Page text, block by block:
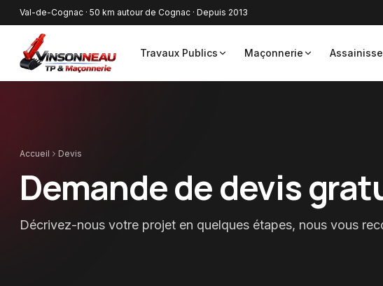
Val-de-Cognac · 50 km autour de Cognac · Depuis 2013
Travaux Publics Maçonnerie
Accueil Devis
Demande de devis
Décrivez-nous votre projet en quelques étapes, nous vous